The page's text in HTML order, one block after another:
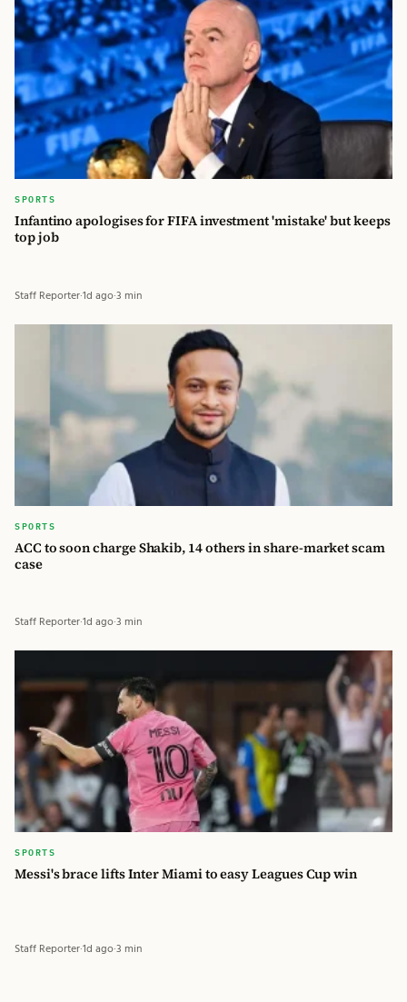
SPORTS
Infantino apologises for FIFA investment 'mistake' but keeps
top job
Staff Reporter·1d ago·3 min
SPORTS
ACC to soon charge Shakib, 14 others in share-market scam
case
Staff Reporter·1d ago·3 min
SPORTS
Messi's brace lifts Inter Miami to easy Leagues Cup win
Staff Reporter·1d ago·3 min